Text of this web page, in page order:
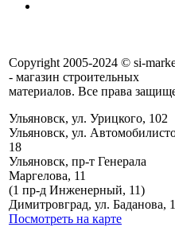
Copyright 2005-2024 © si-
- магазин строительных
материалов. Все права
Ульяновск, ул. Урицкого, 102
Ульяновск, ул.
18
Ульяновск, пр-т Генерала
Маргелова, 11
(1 пр-д Инженерный, 11)
Димитровград, ул. Баданова,
Посмотреть на карте